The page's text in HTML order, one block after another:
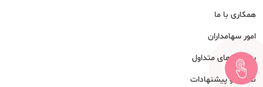
همکاری با ما
امور سهامداران
پرسش های متداول
نظرات و پیشنهادات